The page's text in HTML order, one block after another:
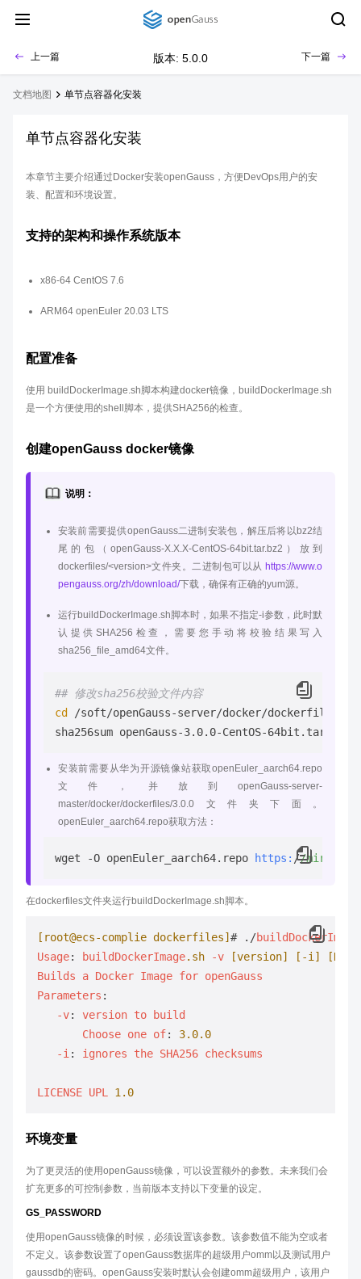
上一篇 版本: 5.0.0 下一篇
文档地图 单节点容器化安装
单节点容器化安装
本章节主要介绍通过Docker安装openGauss，方便DevOps用户的安
装、配置和环境设置。
支持的架构和操作系统版本
x86-64 CentOS 7.6
ARM64 openEuler 20.03 LTS
配置准备
使用 buildDockerImage.sh脚本构建docker镜像，buildDockerImage.sh
是一个方便使用的shell脚本，提供SHA256的检查。
创建openGauss docker镜像
说明：
安装前需要提供openGauss二进制安装包，解压后将以bz2结
尾的包（openGauss-X.X.X-CentOS-64bit.tar.bz2）放到
dockerfiles/<version>文件夹。二进制包可以从 https://www.o
pengauss.org/zh/download/下载，确保有正确的yum源。
运行buildDockerImage.sh脚本时，如果不指定-i参数，此时默
认提供SHA256检查，需要您手动将校验结果写入
sha256_file_amd64文件。
## 修改sha256校验文件内容
cd
/soft/openGauss-server/docker/dockerfiles/
安装前需要从华为开源镜像站获取openEuler_aarch64.repo
文件，并放到openGauss-server-
master/docker/dockerfiles/3.0.0文件夹下面。
openEuler_aarch64.repo获取方法：
wget -O openEuler_aarch64.repo https: //
在dockerfiles文件夹运行buildDockerImage.sh脚本。
[root@ecs-complie dockerfiles] # ./buildDockerImage
Usage: buildDockerImage.sh -v [version] [-i]
Builds
a Docker Image for openGauss
Parameters :
-v: version to
build
Choose one of: 3.0.0
-i : ignores the SHA256 checksums
LICENSE UPL 1.0
环境变量
为了更灵活的使用openGauss镜像，可以设置额外的参数。未来我们会
扩充更多的可控制参数，当前版本支持以下变量的设定。
GS_PASSWORD
使用openGauss镜像的时候，必须设置该参数。该参数值不能为空或者
不定义。该参数设置了openGauss数据库的超级用户omm以及测试用户
gaussdb的密码。openGauss安装时默认会创建omm超级用户，该用户